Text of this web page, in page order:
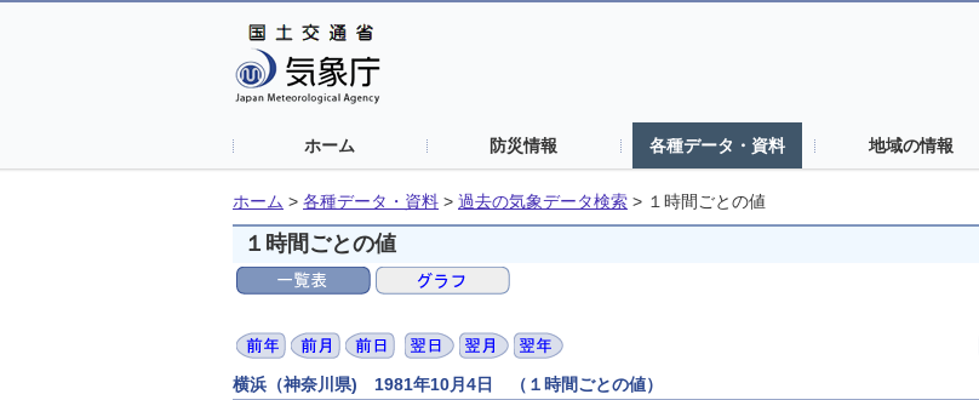
ホーム 防災情報 各種データ・資料 地域の情報
ホーム > 各種データ・資料 > 過去の気象データ検索 > １時間ごとの値
１時間ごとの値
横浜（神奈川県) 1981年10月4日 （１時間ごとの値）